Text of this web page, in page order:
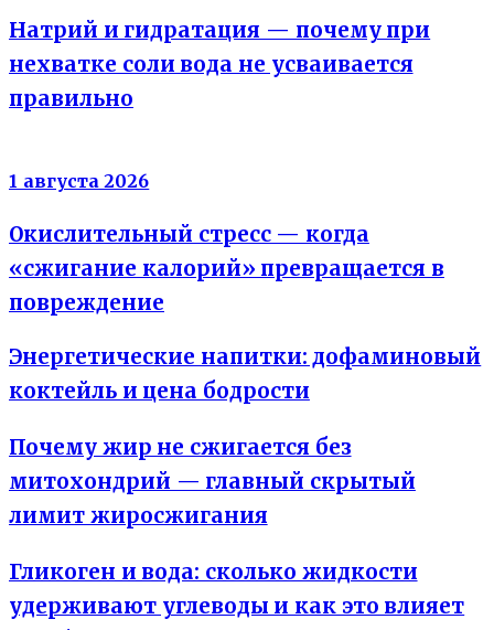
Натрий и гидратация — почему при
нехватке соли вода не усваивается
правильно
1 августа 2026
Окислительный стресс — когда
«сжигание калорий» превращается в
повреждение
Энергетические напитки: дофаминовый
коктейль и цена бодрости
Почему жир не сжигается без
митохондрий — главный скрытый
лимит жиросжигания
Гликоген и вода: сколько жидкости
удерживают углеводы и как это влияет